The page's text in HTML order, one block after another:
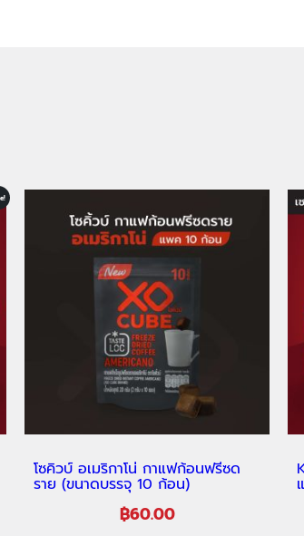
โซคิวบ์ อเมริกาโน่ กาแฟก้อนฟรีซด
ราย (ขนาดบรรจุ 10 ก้อน)
฿60.00